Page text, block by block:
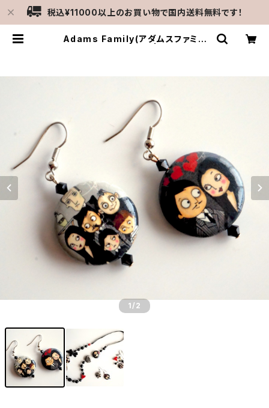
税込¥11000以上のお買い物で国内送料無料です！
Adams Family(アダムスファミリ
1 /2